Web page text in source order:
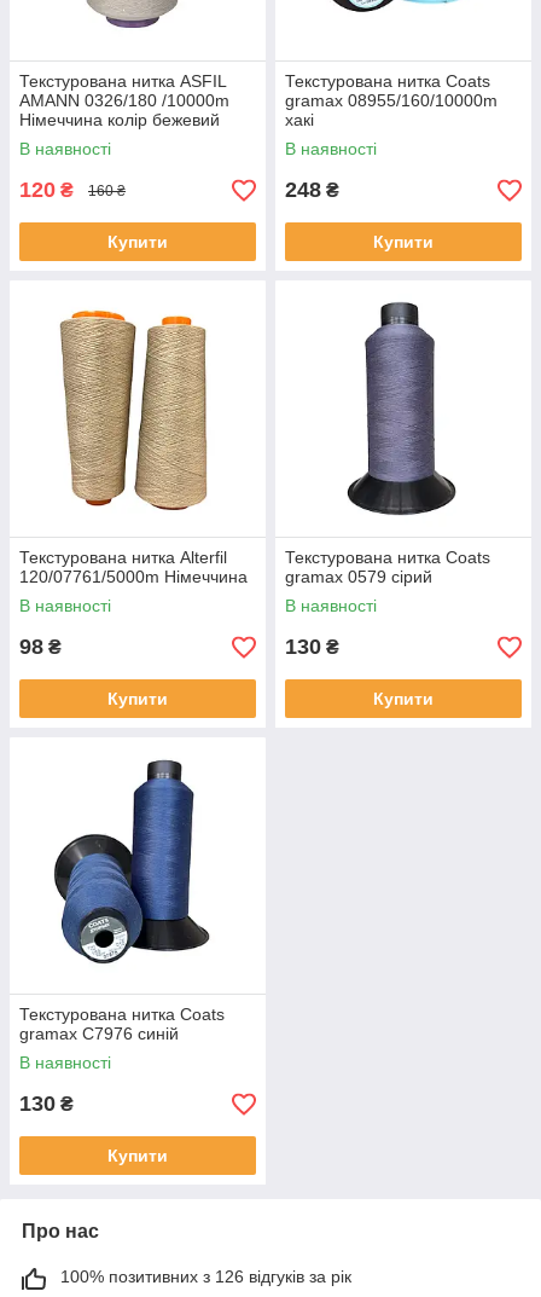
Текстурована нитка ASFIL
AMANN 0326/180 /10000m
Німеччина колір бежевий
В наявності
120 ₴ 160 ₴
Купити
Текстурована нитка Coats
gramax 08955/160/10000m
хакі
В наявності
248 ₴
Купити
Текстурована нитка Alterfil
120/07761/5000m Німеччина
В наявності
98 ₴
Купити
Текстурована нитка Coats
gramax 0579 сірий
В наявності
130 ₴
Купити
Текстурована нитка Coats
gramax C7976 синій
В наявності
130 ₴
Купити
Про нас
100% позитивних з 126 відгуків за рік